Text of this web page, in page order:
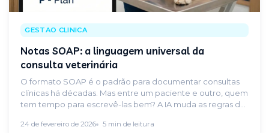
GESTAO CLINICA
Notas SOAP: a linguagem universal da
consulta veterinária
O formato SOAP é o padrão para documentar consultas
clínicas há décadas. Mas entre um paciente e outro, quem
tem tempo para escrevê-las bem? A IA muda as regras do
24 de fevereiro de 2026 5 min de leitura